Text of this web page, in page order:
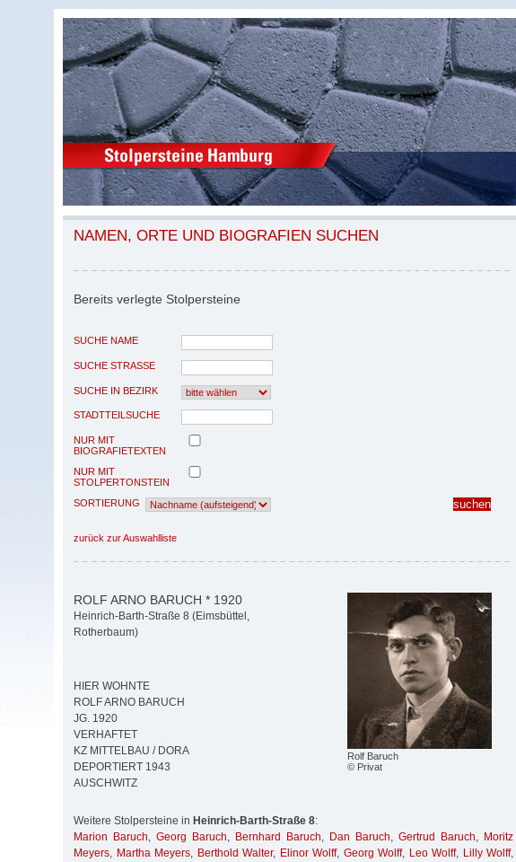
NAMEN, ORTE UND BIOGRAFIEN SUCHEN
Bereits verlegte Stolpersteine
SUCHE NAME
SUCHE STRASSE
SUCHE IN BEZIRK
STADTTEILSUCHE
NUR MIT
BIOGRAFIETEXTEN
NUR MIT
STOLPERTONSTEIN
SORTIERUNG
zurück zur Auswahlliste
Rolf Baruch
© Privat
ROLF ARNO BARUCH * 1920
Heinrich-Barth-Straße 8 (Eimsbüttel,
Rotherbaum)
HIER WOHNTE
ROLF ARNO BARUCH
JG. 1920
VERHAFTET
KZ MITTELBAU / DORA
DEPORTIERT 1943
AUSCHWITZ
Weitere Stolpersteine in Heinrich-Barth-Straße 8:
Marion Baruch, Georg Baruch, Bernhard Baruch, Dan Baruch, Gertrud Baruch, Moritz
Meyers, Martha Meyers, Berthold Walter, Elinor Wolff, Georg Wolff, Leo Wolff, Lilly Wolff,